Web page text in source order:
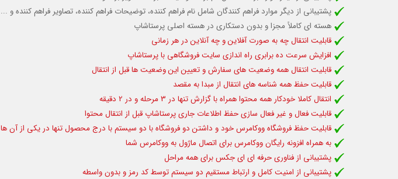
پشتیبانی از دیگر موارد فراهم کنندگان شامل نام فراهم کننده، توضیحات فراهم کننده، تصاویر فراهم کننده و ...
هسته ای کاملاً مجزا و بدون دستکاری در هسته اصلی پرستاشاپ
قابلیت انتقال چه به صورت آفلاین و چه آنلاین در هر زمانی
افزایش سرعت ده برابری راه اندازی سایت فروشگاهی با پرستاشاپ
قابلیت انتقال همه وضعیت های سفارش و تعیین این وضعیت ها قبل از انتقال
قابلیت حفظ همه شناسه های انتقال از مبدا به مقصد
انتقال کاملا خودکار همه محتوا همراه با گزارش تنها در 3 مرحله و در 2 دقیقه
قابلیت فعال و غیر فعال سازی حفظ اطلاعات جاری پرستاشاپ قبل از انتقال محتوا
قابلیت حفظ فروشگاه ووکامرس خود و داشتن دو فروشگاه با دو سیستم با درج محصول تنها در یکی از آن ها
به همراه افزونه رایگان ووکامرس برای اتصال ماژول به ووکامرس شما
پشتیبانی از فناوری حرفه ای ای جکس برای همه مراحل
پشتیبانی از امنیت کامل و ارتباط مستقیم دو سیستم توسط کد رمز و بدون واسطه